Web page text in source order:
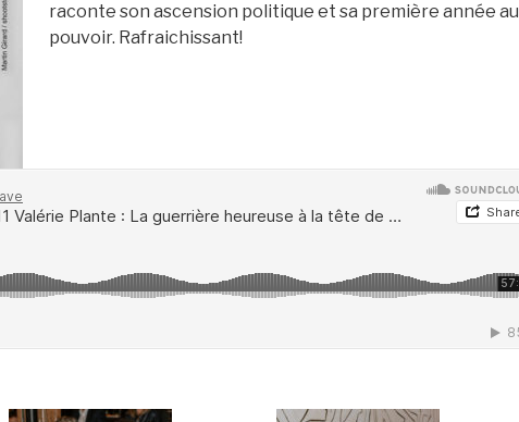
raconte son ascension politique et sa première année au
pouvoir. Rafraichissant!